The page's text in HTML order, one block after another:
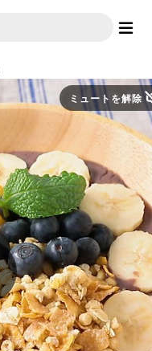
ミュートを解除